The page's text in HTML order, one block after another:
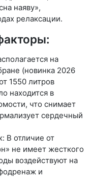
наяву»,
релаксации.
на
(новинка 2026
1550 литров
находится в
что снимает
сердечный
В отличие от
не имеет жесткого
воздействуют на
и